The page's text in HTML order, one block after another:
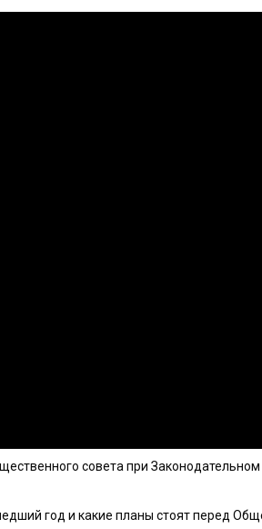
совета при Законодательном
год и какие планы стоят перед